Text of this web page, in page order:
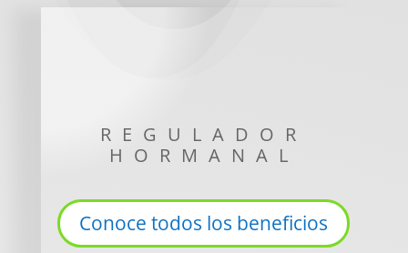
REGULADOR
HORMANAL
Conoce todos los beneficios